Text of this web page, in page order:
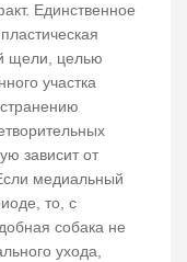
Единственное
щели, целью
участка
зависит от
медиальный
то, с
собака не
ухода,